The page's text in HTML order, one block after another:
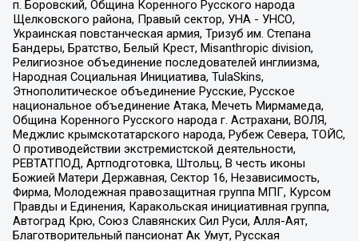
п. Боровский, Община Коренного Русского народа
Щелковского района, Правый сектор, УНА - УНСО,
Украинская повстанческая армия, Тризуб им. Степана
Бандеры, Братство, Белый Крест, Misanthropic division,
Религиозное объединение последователей инглиизма,
Народная Социальная Инициатива, TulaSkins,
Этнополитическое объединение Русские, Русское
национальное объединение Атака, Мечеть Мирмамеда,
Община Коренного Русского народа г. Астрахани, ВОЛЯ,
Меджлис крымскотатарского народа, Рубеж Севера, ТОЙС,
О противодействии экстремистской деятельности,
РЕВТАТПОД, Артподготовка, Штольц, В честь иконы
Божией Матери Державная, Сектор 16, Независимость,
Фирма, Молодежная правозащитная группа МПГ, Курсом
Правды и Единения, Каракольская инициативная группа,
Автоград Крю, Союз Славянских Сил Руси, Алля-Аят,
Благотворительный пансионат Ак Умут, Русская